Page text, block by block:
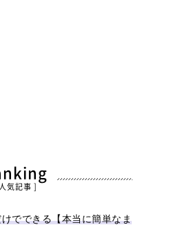
気記事 ]
でできる【本当に簡単なま